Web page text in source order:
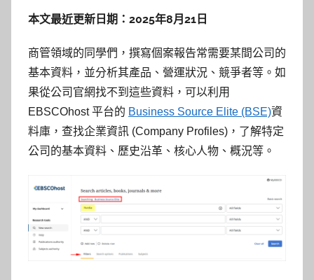
書
館
參
考
服
務
部
落
本文最近更新日期：2025年8月21日
商管領域的同學們，撰寫個案報告常需要某間公司的
基本資料，並分析其產品、營運狀況、競爭者等。如
果從公司官網找不到這些資料， 可以利用
EBSCOhost 平台的 Business Source Elite (BSE)資
料庫，查找企業資訊 (Company Profiles)，了解特定
公司的基本資料、歷史沿革、核心人物、概況等。